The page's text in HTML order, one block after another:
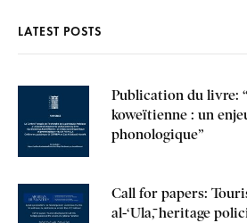
LATEST POSTS
Publication du livre:
koweïtienne : un
phonologique”
Call for papers:
al-‘Ulā, heritage